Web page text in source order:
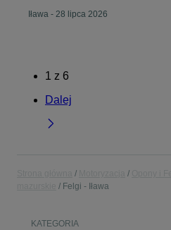
Iława - 28 lipca 2026
1 z 6
Dalej
Felgi - Iława
KATEGORIA